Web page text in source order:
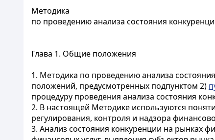
Методика
по проведению анализа состояния
Глава 1. Общие положения
1. Методика по проведению анализа
положений, предусмотренных подпунктом 2)
процедуру проведения анализа состояния
2. В настоящей Методике используются
регулирования, контроля и надзора
3. Анализ состояния конкуренции на рынках